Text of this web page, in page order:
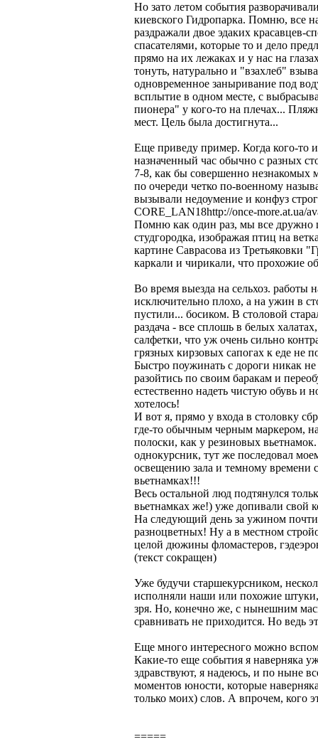
Но зато летом события
киевского Гидропарка. Помню, все
раздражали двое эдаких красавцев-
спасателями, которые то и дело
прямо на их лежаках и у нас на
тонуть, натурально и "взахлеб"
одновременное заныривание под
всплытие в одном месте, с
пионера" у кого-то на плечах...
мест. Цель была достигнута...
Еще приведу пример. Когда кого-то
назначенный час обычно с разных
7-8, как бы совершенно незнакомых
по очереди четко по-военному
вызывали недоумение и конфуз
CORE_LAN18http://once-more.at.ua/
Помню как один раз, мы все дружно
студгородка, изображая птиц на
картине Саврасова из Третьяковки
каркали и чирикали, что прохожие
Во время выезда на сельхоз. работы
исключительно плохо, а на ужин в
пустили... босиком. В столовой
раздача - все сплошь в белых
салфетки, что уж очень сильно
грязных кирзовых сапогах к еде не
Быстро поужинать с дороги никак
разойтись по своим баракам и
естественно надеть чистую обувь и
хотелось!
И вот я, прямо у входа в столовку
где-то обычным черным маркером,
полоски, как у резиновых
однокурсник, тут же последовал
освещению зала и темному времени
вьетнамках!!!
Весь остальной люд подтянулся
вьетнамках же!) уже допивали свой
На следующий день за ужином
разноцветных! Ну а в местном
целой дюжины фломастеров,
(текст сокращен)
Уже будучи старшекурсником,
исполняли наши или похожие
зря. Но, конечно же, с нынешним
сравнивать не приходится. Но
Еще много интересного можно
Какие-то еще события я наверняка
здравствуют, я надеюсь, и по ныне
моментов юности, которые
только моих) слов. А впрочем, кого
=====